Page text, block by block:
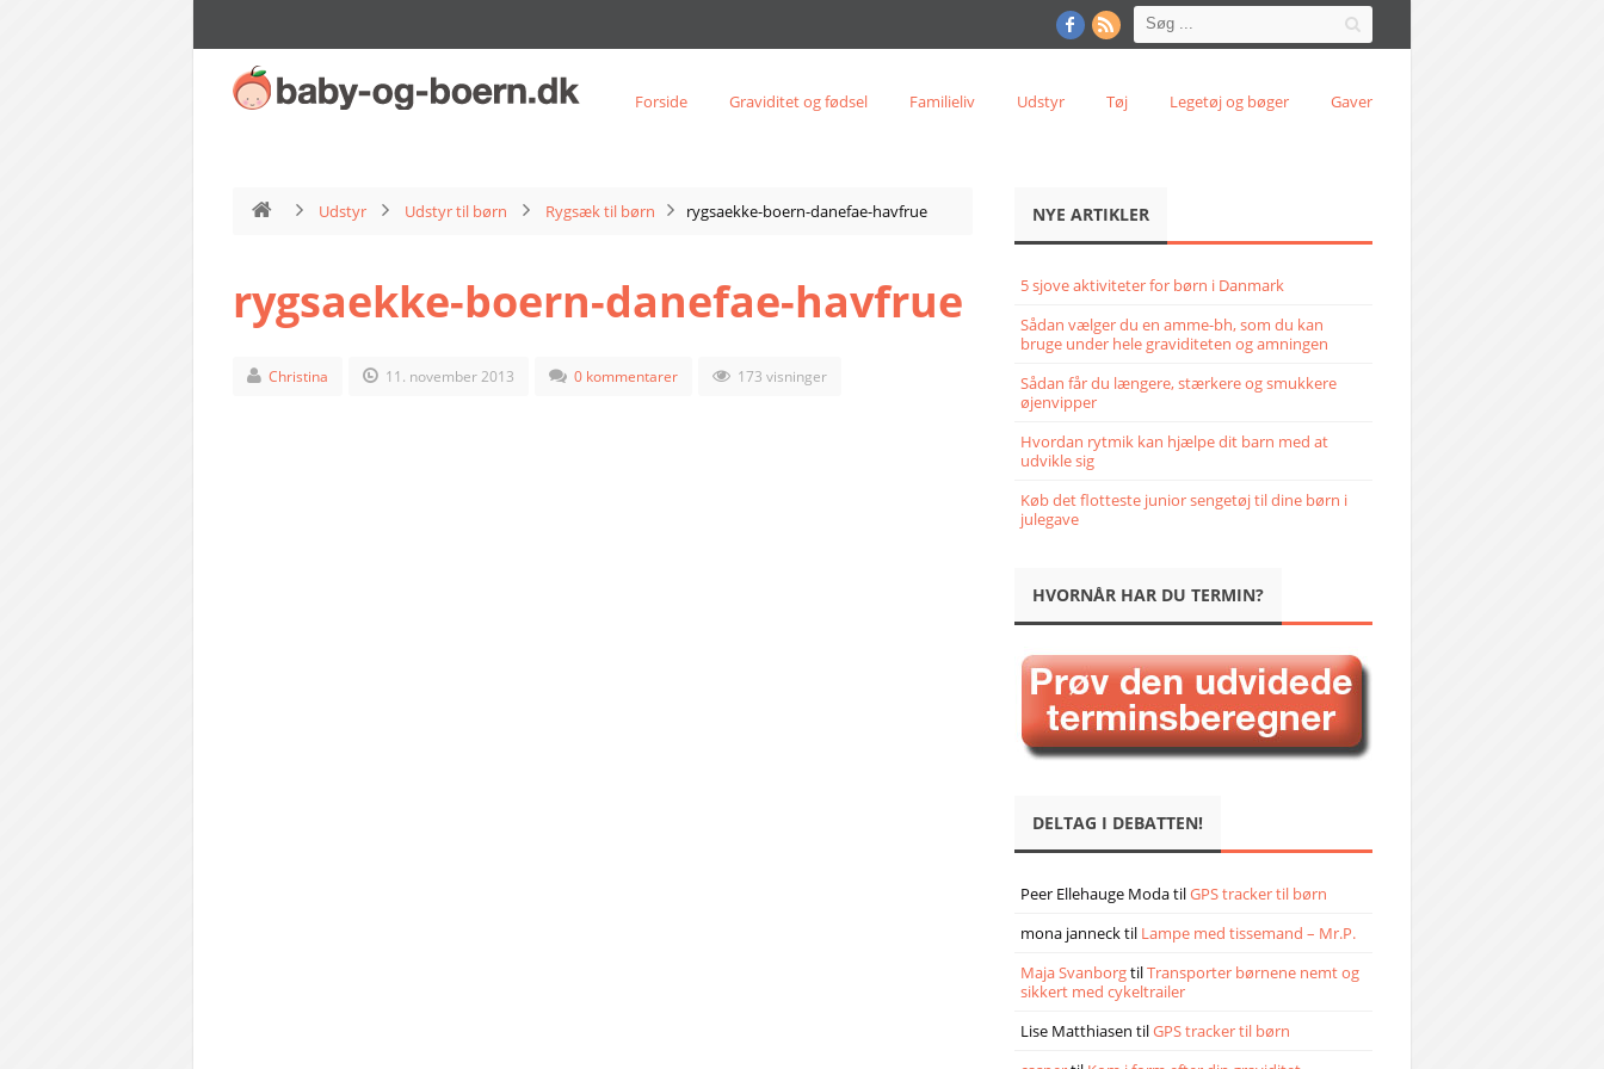
Forside Graviditet og fødsel Familieliv Udstyr Tøj Legetøj og bøger Gaver
Udstyr Udstyr til børn Rygsæk til børn rygsaekke-boern-danefae-havfrue
rygsaekke-boern-danefae-havfrue
Christina 11. november 2013 0 kommentarer 173 visninger
NYE ARTIKLER
5 sjove aktiviteter for børn i Danmark
Sådan vælger du en amme-bh, som du kan
bruge under hele graviditeten og amningen
Sådan får du længere, stærkere og smukkere
øjenvipper
Hvordan rytmik kan hjælpe dit barn med at
udvikle sig
Køb det flotteste junior sengetøj til dine børn i
julegave
HVORNÅR HAR DU TERMIN?
DELTAG I DEBATTEN!
Peer Ellehauge ModatilGPS tracker til børn
mona jannecktil Lampe med tissemand – Mr.P.
Maja SvanborgtilTransporter børnene nemt og
sikkert med cykeltrailer
Lise Matthiasen tilGPS tracker til børn